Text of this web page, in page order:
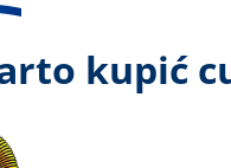
kupić